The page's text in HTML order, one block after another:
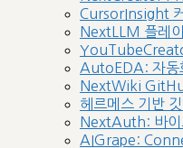
CursorInsight
NextLLM 플레
AutoEDA: 자동
NextWiki
헤르메스 기반
NextAuth: 바이
AIGrape: